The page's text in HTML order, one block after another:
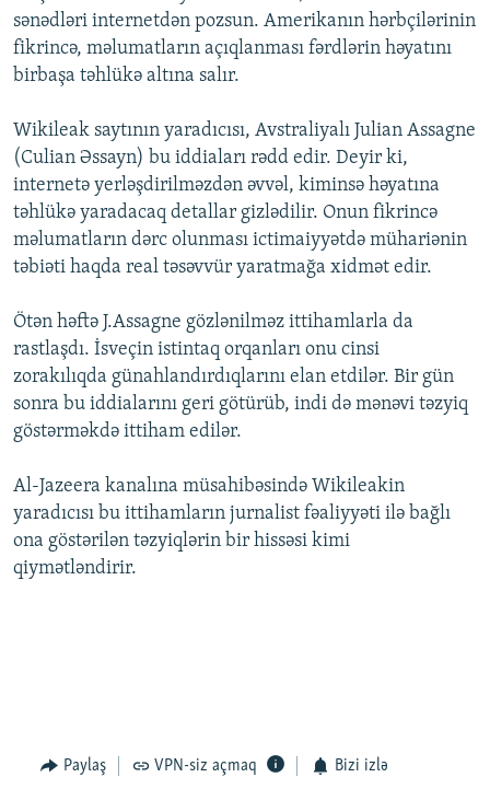
sənədləri internetdən pozsun. Amerikanın hərbçilərinin
fikrincə, məlumatların açıqlanması fərdlərin həyatını
birbaşa təhlükə altına salır.
Wikileak saytının yaradıcısı, Avstraliyalı Julian Assagne
(Culian Əssayn) bu iddiaları rədd edir. Deyir ki,
internetə yerləşdirilməzdən əvvəl, kiminsə həyatına
təhlükə yaradacaq detallar gizlədilir. Onun fikrincə
məlumatların dərc olunması ictimaiyyətdə mühariənin
təbiəti haqda real təsəvvür yaratmağa xidmət edir.
Ötən həftə J.Assagne gözlənilməz ittihamlarla da
rastlaşdı. İsveçin istintaq orqanları onu cinsi
zorakılıqda günahlandırdıqlarını elan etdilər. Bir gün
sonra bu iddialarını geri götürüb, indi də mənəvi təzyiq
göstərməkdə ittiham edilər.
Al-Jazeera kanalına müsahibəsində Wikileakin
yaradıcısı bu ittihamların jurnalist fəaliyyəti ilə bağlı
ona göstərilən təzyiqlərin bir hissəsi kimi
qiymətləndirir.
Paylaş VPN-siz açmaq Bizi izlə